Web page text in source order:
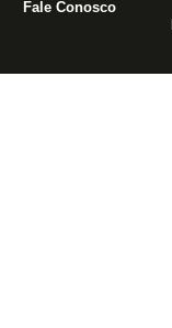
Fale Conosco